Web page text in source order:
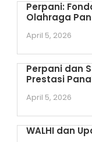
Perpani:
Olahraga
April 5, 2026
Perpani dan
Prestasi
April 5, 2026
WALHI dan